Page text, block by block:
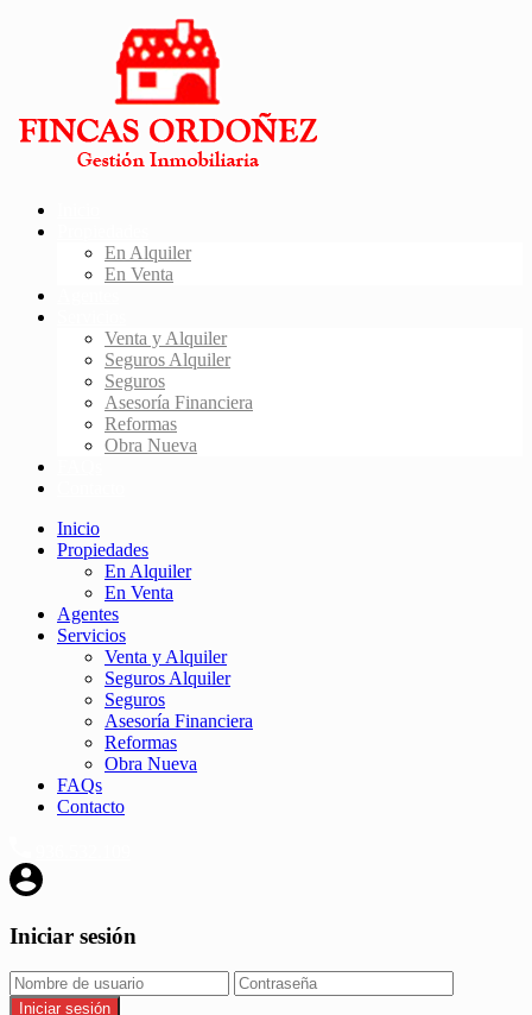
En Alquiler
En Venta
Venta y Alquiler
Seguros Alquiler
Seguros
Asesoría Financiera
Reformas
Obra Nueva
Inicio
Propiedades
En Alquiler
En Venta
Agentes
Servicios
Venta y Alquiler
Seguros Alquiler
Seguros
Asesoría Financiera
Reformas
Obra Nueva
FAQs
Contacto
Iniciar sesión
Iniciar sesión